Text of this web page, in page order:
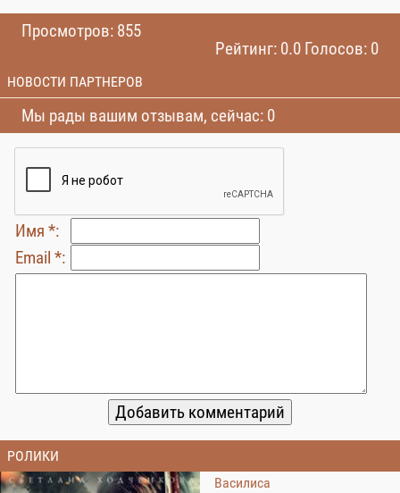
Просмотров: 855
Рейтинг: 0.0 Голосов: 0
НОВОСТИ ПАРТНЕРОВ
Мы рады вашим отзывам, сейчас: 0
Имя *:
Email *:
РОЛИКИ
Василиса